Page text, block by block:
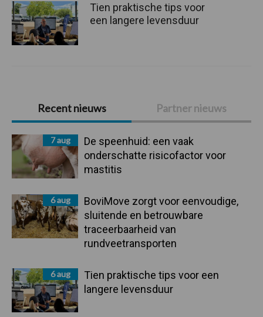
Primaire
Sidebar
Recent nieuws Partner nieuws
7 aug
De speenhuid: een vaak
onderschatte risicofactor voor
mastitis
6 aug
BoviMove zorgt voor eenvoudige,
sluitende en betrouwbare
traceerbaarheid van
rundveetransporten
6 aug
Tien praktische tips voor een
langere levensduur
Tien praktische tips voor
een langere levensduur